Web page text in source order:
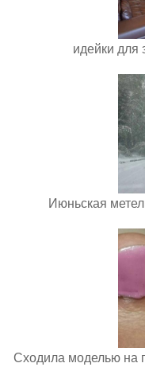
идейки для
Июньская
Сходила моделью на